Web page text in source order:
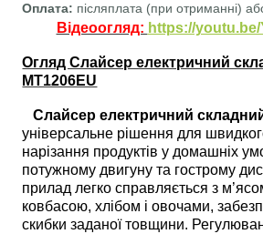
Оплата: післяплата (при отриманні)
Відеоогляд: https://
Огляд Слайсер електричний
MT1206EU
Слайсер електричний
універсальне рішення для
нарізання продуктів у домашніх
потужному двигуну та гострому
прилад легко справляється з
ковбасою, хлібом і овочами,
скибки заданої товщини.